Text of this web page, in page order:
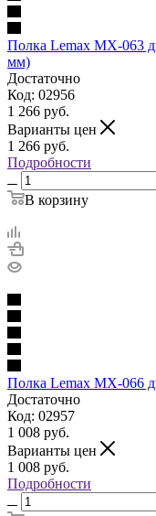
Полка Lemax MX-063
мм)
Достаточно
Код: 02956
1 266 руб.
Варианты цен
1 266 руб.
Подробности
В корзину
Полка Lemax MX-066
Достаточно
Код: 02957
1 008 руб.
Варианты цен
1 008 руб.
Подробности